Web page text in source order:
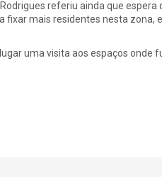
referiu ainda que
fixar mais residentes nesta zona,
uma visita aos espaços onde